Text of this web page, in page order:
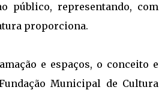
público, representando, com
proporciona.
e espaços, o conceito e
Municipal de Cultura